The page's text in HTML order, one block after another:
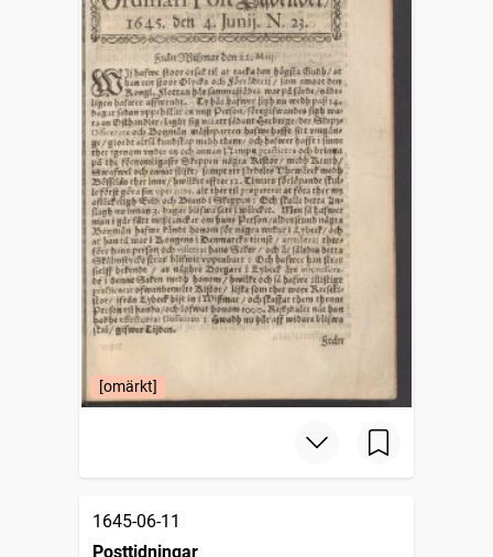
[omärkt]
1645-06-11
Posttidningar